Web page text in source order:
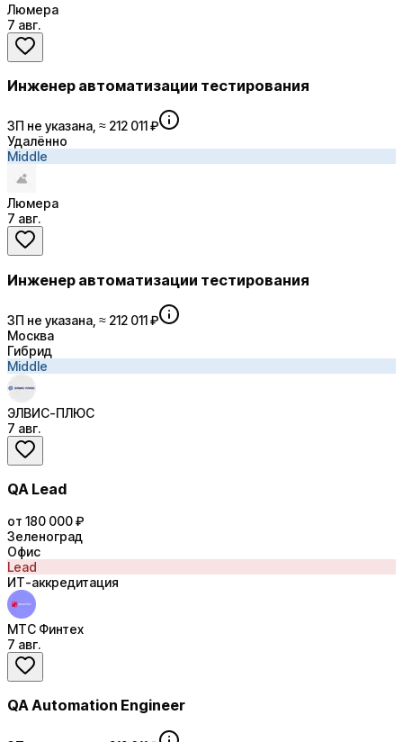
Люмера
7 авг.
Инженер автоматизации тестирования
ЗП не указана, ≈ 212 011 ₽
Удалённо
Middle
Люмера
7 авг.
Инженер автоматизации тестирования
ЗП не указана, ≈ 212 011 ₽
Москва
Гибрид
Middle
ЭЛВИС-ПЛЮС
7 авг.
QA Lead
от 180 000 ₽
Зеленоград
Офис
Lead
ИТ-аккредитация
МТС Финтех
7 авг.
QA Automation Engineer